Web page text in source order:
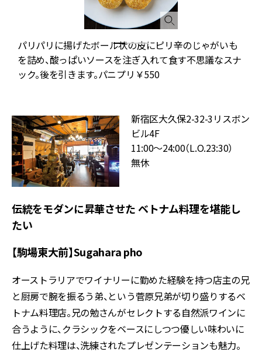
パリパリに揚げたボール状の皮にピリ辛のじゃがいも
を詰め、酸っぱいソースを注ぎ入れて食す不思議なスナ
ック。後を引きます。パニプリ￥550
新宿区大久保2-32-3リスボン
ビル4F
11:00～24:00（L.O.23:30）
無休
伝統をモダンに昇華させた ベトナム料理を堪能し
たい
【駒場東大前】Sugahara pho
オーストラリアでワイナリーに勤めた経験を持つ店主の兄
と厨房で腕を振るう弟、という菅原兄弟が切り盛りするベ
トナム料理店。兄の勉さんがセレクトする自然派ワインに
合うように、クラシックをベースにしつつ優しい味わいに
仕上げた料理は、洗練されたプレゼンテーションも魅力。